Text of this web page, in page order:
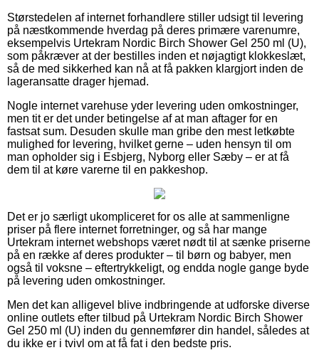
Størstedelen af internet forhandlere stiller udsigt til levering
på næstkommende hverdag på deres primære varenumre,
eksempelvis Urtekram Nordic Birch Shower Gel 250 ml (U),
som påkræver at der bestilles inden et nøjagtigt klokkeslæt,
så de med sikkerhed kan nå at få pakken klargjort inden de
lageransatte drager hjemad.
Nogle internet varehuse yder levering uden omkostninger,
men tit er det under betingelse af at man aftager for en
fastsat sum. Desuden skulle man gribe den mest letkøbte
mulighed for levering, hvilket gerne – uden hensyn til om
man opholder sig i Esbjerg, Nyborg eller Sæby – er at få
dem til at køre varerne til en pakkeshop.
Det er jo særligt ukompliceret for os alle at sammenligne
priser på flere internet forretninger, og så har mange
Urtekram internet webshops været nødt til at sænke priserne
på en række af deres produkter – til børn og babyer, men
også til voksne – eftertrykkeligt, og endda nogle gange byde
på levering uden omkostninger.
Men det kan alligevel blive indbringende at udforske diverse
online outlets efter tilbud på Urtekram Nordic Birch Shower
Gel 250 ml (U) inden du gennemfører din handel, således at
du ikke er i tvivl om at få fat i den bedste pris.